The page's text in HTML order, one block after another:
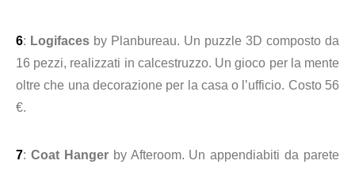
6: Logifaces by Planbureau. Un puzzle 3D composto da
16 pezzi, realizzati in calcestruzzo. Un gioco per la mente
oltre che una decorazione per la casa o l’ufficio. Costo 56
€.
7: Coat Hangerby Afteroom. Un appendiabiti da parete